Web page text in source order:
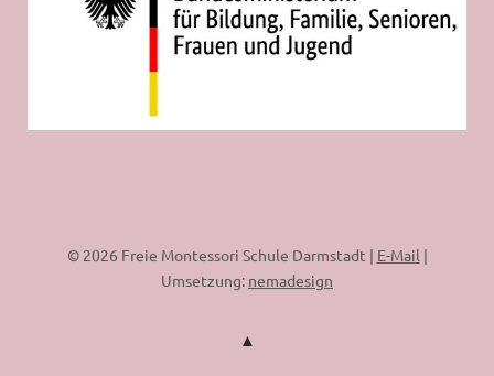
© 2026 Freie Montessori Schule Darmstadt | E-Mail |
Umsetzung: nemadesign